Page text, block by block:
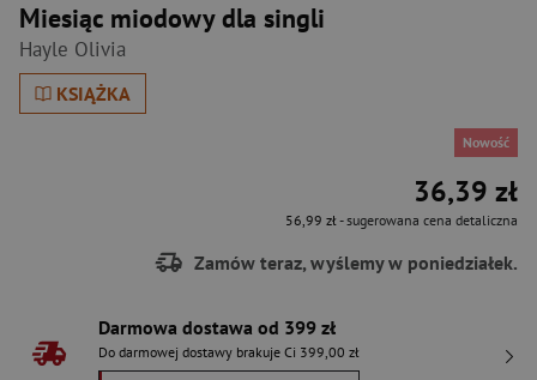
Miesiąc miodowy dla singli
Hayle Olivia
KSIĄŻKA
Nowość
36,39 zł
56,99 zł- sugerowana cena detaliczna
Zamów teraz, wyślemy w poniedziałek.
Darmowa dostawa od 399 zł
Do darmowej dostawy brakuje Ci 399,00 zł